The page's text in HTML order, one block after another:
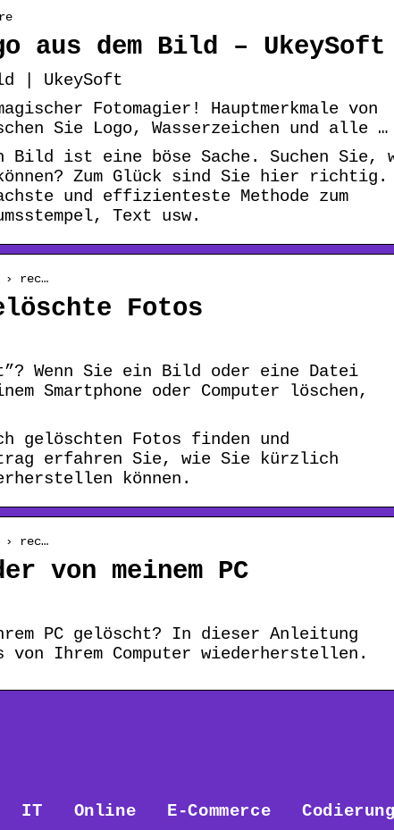
aus dem Bild – UkeySoft
| UkeySoft
Fotomagier! Hauptmerkmale von
Sie Logo, Wasserzeichen und alle …
ist eine böse Sache. Suchen Sie,
Zum Glück sind Sie hier
und effizienteste Methode zum
Text usw.
› rec…
Fotos
Wenn Sie ein Bild oder eine Datei
Smartphone oder Computer löschen,
gelöschten Fotos finden und
erfahren Sie, wie Sie kürzlich
können.
› rec…
von meinem PC
PC gelöscht? In dieser Anleitung
Ihrem Computer wiederherstellen.
IT Online E-Commerce Codierung